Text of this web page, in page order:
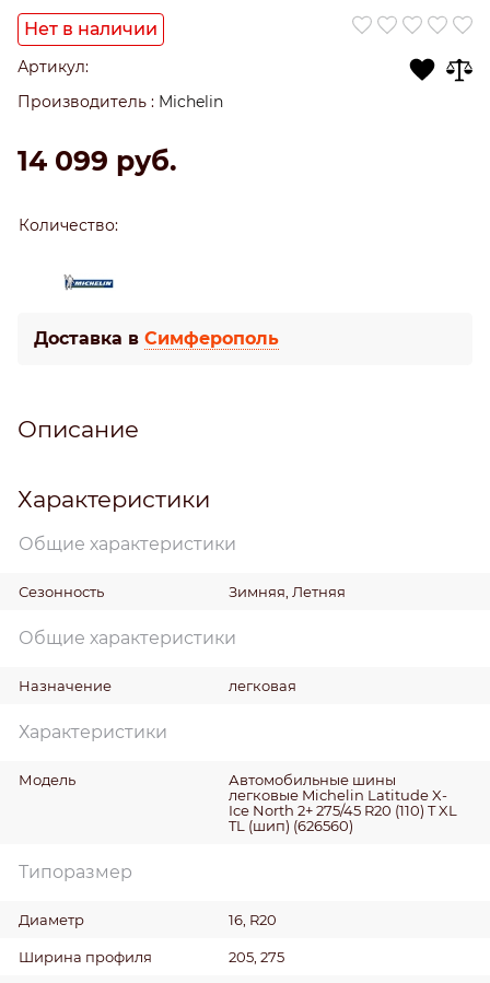
Нет в наличии
Артикул:
Производитель : Michelin
14 099 руб.
Количество:
Доставка в Симферополь
Описание
Характеристики
Общие характеристики
Сезонность Зимняя, Летняя
Общие характеристики
Назначение легковая
Характеристики
Модель
Автомобильные шины
легковые Michelin Latitude X-
Ice North 2+ 275/45 R20 (110) T XL
TL (шип) (626560)
Типоразмер
Диаметр 16, R20
Ширина профиля 205, 275